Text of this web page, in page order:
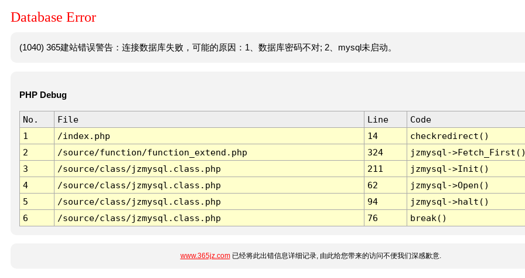
Database Error
(1040) 365建站错误警告：连接数据库失败，可能的原因：1、数据库密码不对; 2、mysql未启动。
PHP Debug
No. File Line
Code
1
/index.php 14
checkredirect()
2
/source/function/function_extend.php 324
jzmysql-
3
/source/class/jzmysql.class.php 211
jzmysql->Init()
4
/source/class/jzmysql.class.php 62
jzmysql->Open()
5
/source/class/jzmysql.class.php 94
jzmysql->halt()
6
/source/class/jzmysql.class.php 76 break()
www.365jz.com已经将此出错信息详细记录, 由此给您带来的访问不便我们深感歉意.